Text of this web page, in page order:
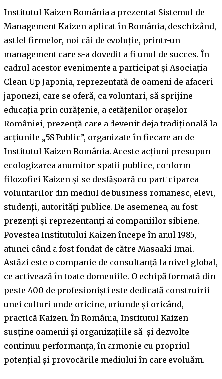
Institutul Kaizen România a prezentat Sistemul de
Management Kaizen aplicat în România, deschizând,
astfel firmelor, noi căi de evoluție, printr-un
management care s-a dovedit a fi unul de succes. În
cadrul acestor evenimente a participat și Asociația
Clean Up Japonia, reprezentată de oameni de afaceri
japonezi, care se oferă, ca voluntari, să sprijine
educația prin curățenie, a cetățenilor orașelor
României, prezență care a devenit deja tradițională la
acțiunile „5S Public”, organizate în fiecare an de
Institutul Kaizen România. Aceste acțiuni presupun
ecologizarea anumitor spatii publice, conform
filozofiei Kaizen și se desfășoară cu participarea
voluntarilor din mediul de business romanesc, elevi,
studenți, autorități publice. De asemenea, au fost
prezenți și reprezentanți ai companiilor sibiene.
Povestea Institutului Kaizen începe în anul 1985,
atunci când a fost fondat de către Masaaki Imai.
Astăzi este o companie de consultanță la nivel global,
ce activează în toate domeniile. O echipă formată din
peste 400 de profesioniști este dedicată construirii
unei culturi unde oricine, oriunde și oricând,
practică Kaizen. În România, Institutul Kaizen
susține oamenii și organizațiile să-și dezvolte
continuu performanța, în armonie cu propriul
potențial și provocările mediului în care evoluăm.